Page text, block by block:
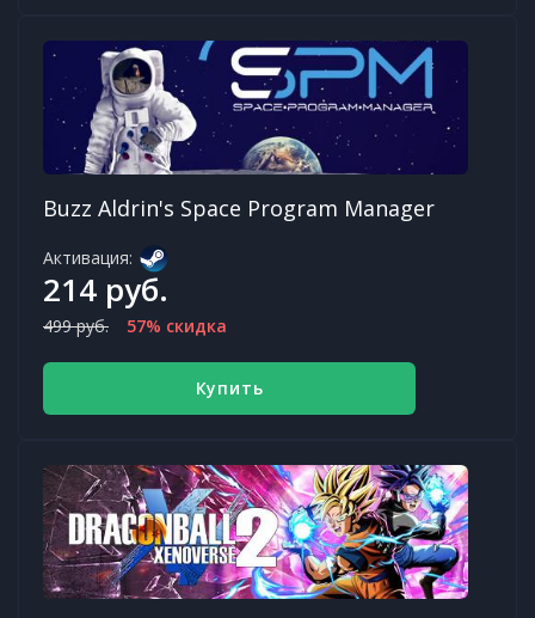
Buzz Aldrin's Space Program Manager
Активация:
214 руб.
499 руб. 57% скидка
Купить